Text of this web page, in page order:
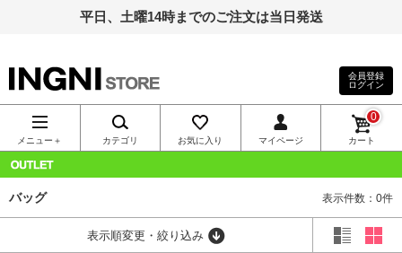
平日、土曜14時までのご注文は当日発送
INGNI（イン
グ）公式通
販｜INGNI
STORE
会員登録
ログイン
メニュー＋ カテゴリ お気に入り マイページ カート
0
バッグ 表示件数：0件
表示順変更・絞り込み